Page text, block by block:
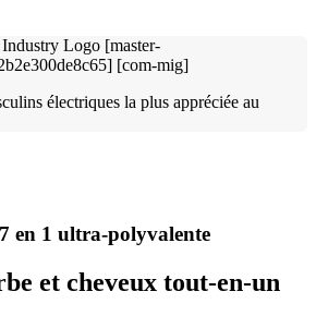
électriques la plus appréciée au
en 1 ultra-polyvalente
et cheveux tout-en-un